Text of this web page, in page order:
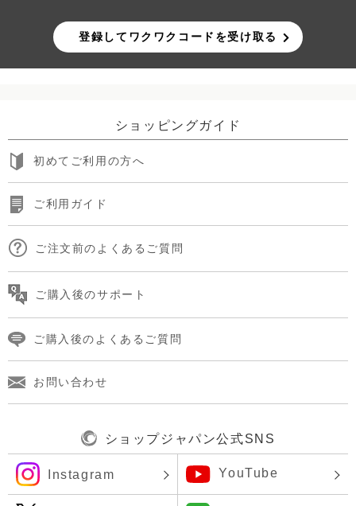
登録してワクワクコードを受け取る
ショッピングガイド
初めてご利用の方へ
ご利用ガイド
ご注文前のよくあるご質問
ご購入後のサポート
ご購入後のよくあるご質問
お問い合わせ
ショップジャパン公式SNS
Instagram YouTube